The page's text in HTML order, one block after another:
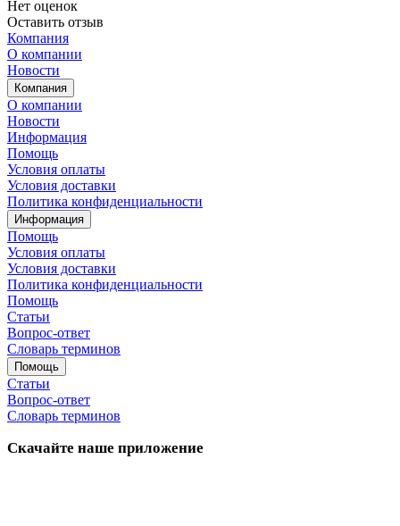
Нет оценок
Оставить отзыв
Компания
О компании
Новости
Компания
О компании
Новости
Информация
Помощь
Условия оплаты
Условия доставки
Политика конфиденциальности
Информация
Помощь
Условия оплаты
Условия доставки
Политика конфиденциальности
Помощь
Статьи
Вопрос-ответ
Словарь терминов
Помощь
Статьи
Вопрос-ответ
Словарь терминов
Скачайте наше приложение